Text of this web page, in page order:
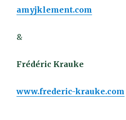
amyjklement.com
&
Frédéric Krauke
www.frederic-krauke.com